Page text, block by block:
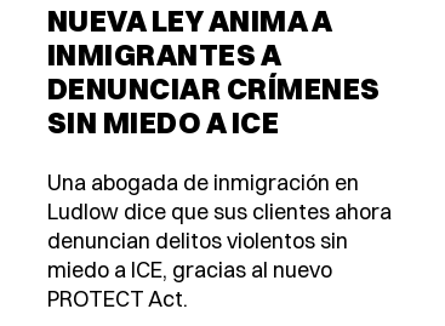
NUEVA LEY ANIMA A
INMIGRANTES A
DENUNCIAR CRÍMENES
SIN MIEDO A ICE
Una abogada de inmigración en
Ludlow dice que sus clientes ahora
denuncian delitos violentos sin
miedo a ICE, gracias al nuevo
PROTECT Act.